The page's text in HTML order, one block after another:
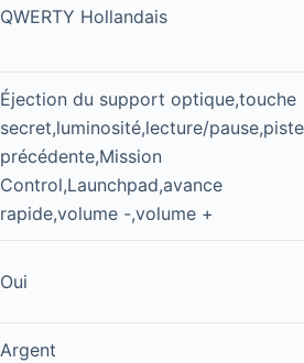
QWERTY Hollandais
Éjection du support optique,touche
secret,luminosité,lecture/pause,piste
précédente,Mission
Control,Launchpad,avance
rapide,volume -,volume +
Oui
Argent